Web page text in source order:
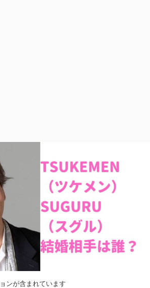
ンが含まれています